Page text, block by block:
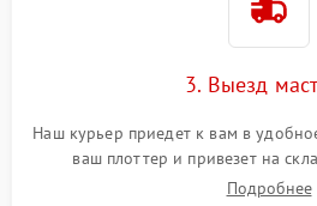
3. Выезд
Наш курьер приедет к вам в
ваш плоттер и привезет на
Подробнее